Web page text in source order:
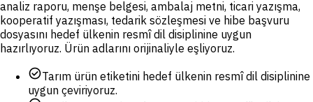
analiz raporu, menşe belgesi, ambalaj metni, ticari yazışma,
kooperatif yazışması, tedarik sözleşmesi ve hibe başvuru
dosyasını hedef ülkenin resmî dil disiplinine uygun
hazırlıyoruz. Ürün adlarını orijinaliyle eşliyoruz.
check_circleTarım ürün etiketini hedef ülkenin resmî dil disiplinine
uygun çeviriyoruz.